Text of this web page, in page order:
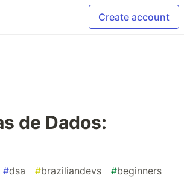
Create account
de Dados:
#dsa #braziliandevs #beginners